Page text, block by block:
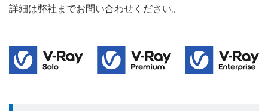
詳細は弊社までお問い合わせください。